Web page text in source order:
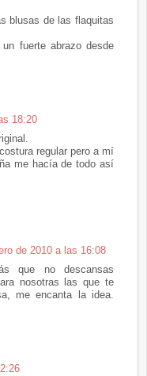
blusas de las flaquitas
fuerte abrazo desde
18:20
regular pero a mí
me hacía de todo así
de 2010 a las 16:08
que no descansas
nosotras las que te
me encanta la idea.